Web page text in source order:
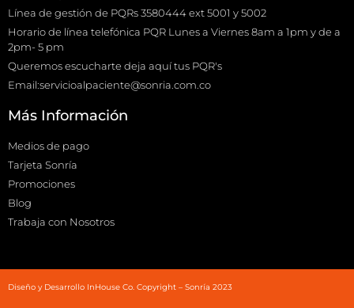
Línea de gestión de PQRs 3580444 ext 5001 y 5002
Horario de línea telefónica PQR Lunes a Viernes 8am a 1pm y de a
2pm- 5 pm
Queremos escucharte deja aquí tus PQR's
Email:servicioalpaciente@sonria.com.co
Más Información
Medios de pago
Tarjeta Sonría
Promociones
Blog
Trabaja con Nosotros
Diseño y Desarrollo InHouse Co. Copyright – Sonría 2023